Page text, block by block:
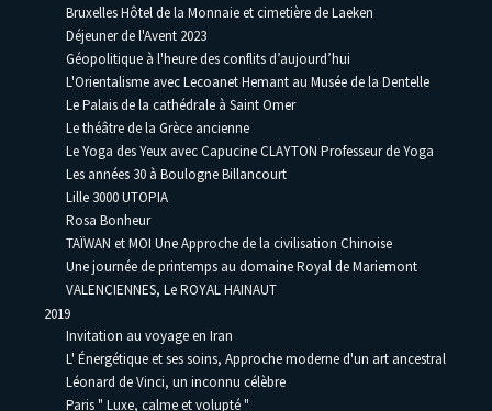
Bruxelles Hôtel de la Monnaie et cimetière de Laeken
Déjeuner de l'Avent 2023
Géopolitique à l'heure des conflits d’aujourd’hui
L'Orientalisme avec Lecoanet Hemant au Musée de la Dentelle
Le Palais de la cathédrale à Saint Omer
Le théâtre de la Grèce ancienne
Le Yoga des Yeux avec Capucine CLAYTON Professeur de Yoga
Les années 30 à Boulogne Billancourt
Lille 3000 UTOPIA
Rosa Bonheur
TAÏWAN et MOI Une Approche de la civilisation Chinoise
Une journée de printemps au domaine Royal de Mariemont
VALENCIENNES, Le ROYAL HAINAUT
2019
Invitation au voyage en Iran
L' Énergétique et ses soins, Approche moderne d'un art ancestral
Léonard de Vinci, un inconnu célèbre
Paris " Luxe, calme et volupté "